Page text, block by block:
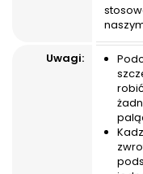
Uwagi: